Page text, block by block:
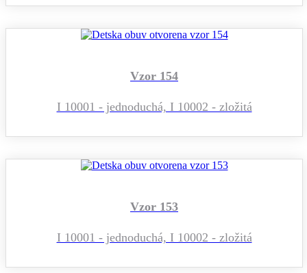
Vzor 154
I 10001 - jednoduchá, I 10002 - zložitá
Vzor 153
I 10001 - jednoduchá, I 10002 - zložitá